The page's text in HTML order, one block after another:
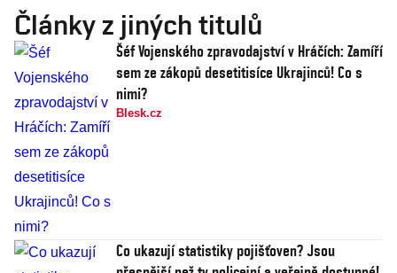
Články z jiných titulů
Šéf Vojenského zpravodajství v Hráčích: Zamíří
sem ze zákopů desetitisíce Ukrajinců! Co s
nimi?
Blesk.cz
Co ukazují statistiky pojišťoven? Jsou